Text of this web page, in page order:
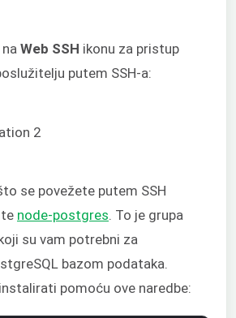
Web SSH ikonu za pristup
putem SSH-a:
se povežete putem SSH
node-postgres. To je grupa
su vam potrebni za
bazom podataka.
pomoću ove naredbe: